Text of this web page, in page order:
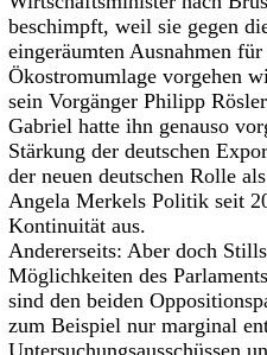
beschimpft, weil sie gegen
eingeräumten Ausnahmen
Ökostromumlage vorgehen
sein Vorgänger Philipp
Gabriel hatte ihn genauso
Stärkung der deutschen
der neuen deutschen Rolle
Angela Merkels Politik seit
Kontinuität aus.
Andererseits: Aber doch
Möglichkeiten des
sind den beiden
zum Beispiel nur marginal
Untersuchungsausschüssen